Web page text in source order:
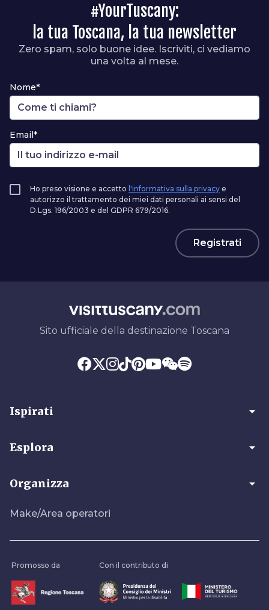
#YourTuscany:
la tua Toscana, la tua newsletter
Zero spam, solo buone idee. Iscriviti, ci vediamo
una volta al mese.
Nome*
Email*
Ho preso visione e accetto l'informativa sulla privacy e
autorizzo il trattamento dei miei dati personali ai sensi del
D.Lgs. 196/2003 e del GDPR 679/2016.
Registrati
Sito ufficiale della destinazione Toscana
Ispirati arrow_drop_down
Esplora arrow_drop_down
Organizza arrow_drop_down
Make/Area operatori
Promosso da Con il contributo di